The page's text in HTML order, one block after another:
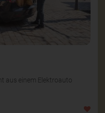
aus einem Elektroauto